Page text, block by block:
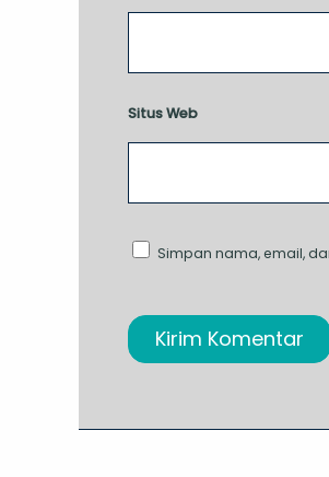
Situs Web
Simpan nama, email,